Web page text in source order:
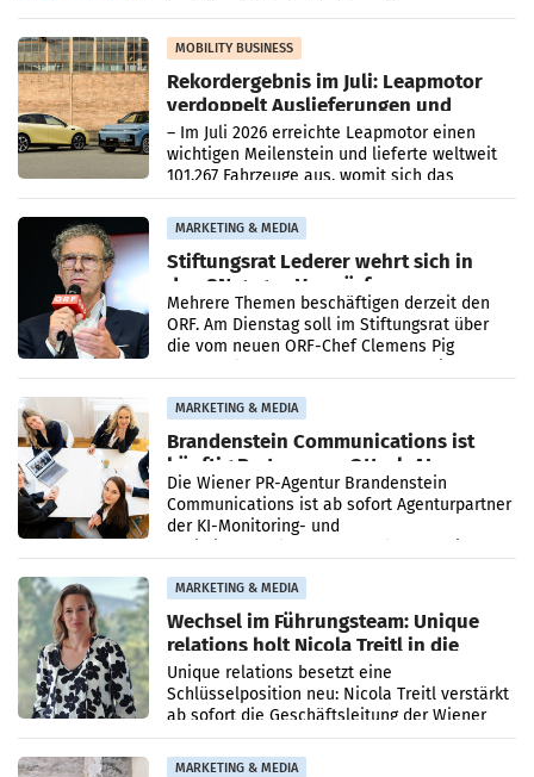
Bundeswettbewerbsbehörde und der
Bundeskartellanwalt
MOBILITY BUSINESS
Rekordergebnis im Juli: Leapmotor
verdoppelt Auslieferungen und
überschreitet die 100.000er-Marke
– Im Juli 2026 erreichte Leapmotor einen
wichtigen Meilenstein und lieferte weltweit
101.267 Fahrzeuge aus, womit sich das
Ergebnis gegenüber Juli 2025 mehr als
verdoppelte (+102
MARKETING & MEDIA
Stiftungsrat Lederer wehrt sich in
den SN gegen Vorwürfe
Mehrere Themen beschäftigen derzeit den
ORF. Am Dienstag soll im Stiftungsrat über
die vom neuen ORF-Chef Clemens Pig
MARKETING & MEDIA
Brandenstein Communications ist
künftig Partner von OtterlyAI
Die Wiener PR-Agentur Brandenstein
Communications ist ab sofort Agenturpartner
der KI-Monitoring- und
MARKETING & MEDIA
Wechsel im Führungsteam: Unique
relations holt Nicola Treitl in die
Geschäftsleitung
Unique relations besetzt eine
Schlüsselposition neu: Nicola Treitl verstärkt
ab sofort die Geschäftsleitung der Wiener
PR-Agentur an der Seite von Josef Kalina und
Anna Kalina-Mahr.
MARKETING & MEDIA